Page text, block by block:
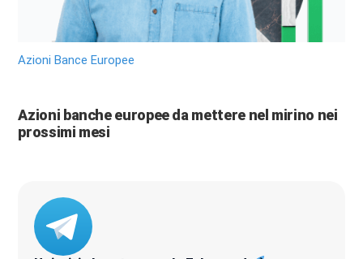
Azioni Bance Europee
Azioni banche europee da mettere nel mirino nei
prossimi mesi